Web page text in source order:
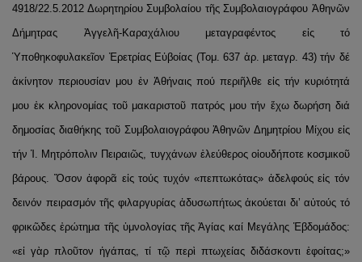
4918/22.5.2012 Δωρητηρίου Συμβολαίου τῆς Συμβολαιογράφου Ἀθηνῶν
Δήμητρας Ἀγγελῆ-Καραχάλιου μεταγραφέντος εἰς τό
Ὑποθηκοφυλακεῖον Ἐρετρίας Εὐβοίας (Τομ. 637 ἀρ. μεταγρ. 43) τήν δέ
ἀκίνητον περιουσίαν μου ἐν Ἀθήναις πού περιῆλθε εἰς τήν κυριότητά
μου ἐκ κληρονομίας τοῦ μακαριστοῦ πατρός μου τήν ἔχω δωρήση διά
δημοσίας διαθήκης τοῦ Συμβολαιογράφου Ἀθηνῶν Δημητρίου Μίχου εἰς
τήν Ἱ. Μητρόπολιν Πειραιῶς, τυγχάνων ἐλεύθερος οἱουδήποτε κοσμικοῦ
βάρους. Ὅσον ἀφορᾶ εἰς τούς τυχόν «πεπτωκότας» ἀδελφούς εἰς τόν
δεινόν πειρασμόν τῆς φιλαργυρίας ἀδυσωπήτως ἀκούεται δι’ αὐτούς τό
φρικῶδες ἐρώτημα τῆς ὑμνολογίας τῆς Ἁγίας καί Μεγάλης Ἑβδομάδος:
«εἰ γὰρ πλοῦτον ἠγάπας, τί τῷ περὶ πτωχείας διδάσκοντι ἐφοίτας;»